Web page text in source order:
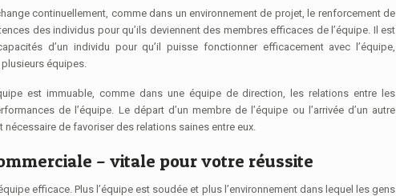
continuellement, comme dans un environnement de projet, le renforcement de
des individus pour qu’ils deviennent des membres efficaces de l’équipe. Il est
d’un individu pour qu’il puisse fonctionner efficacement avec l’équipe,
plusieurs équipes.
est immuable, comme dans une équipe de direction, les relations entre les
de l’équipe. Le départ d’un membre de l’équipe ou l’arrivée d’un autre
de favoriser des relations saines entre eux.
– vitale pour votre réussite
efficace. Plus l’équipe est soudée et plus l’environnement dans lequel les gens